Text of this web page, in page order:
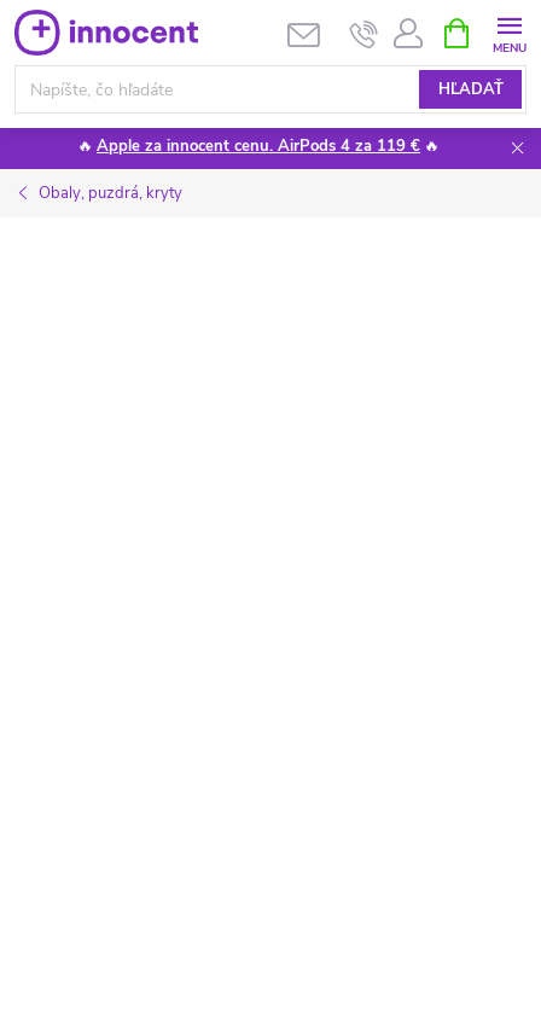
Prejsť
na
obsah
HĽADAŤ
KOŠÍK
🔥 Apple za innocent cenu. AirPods 4 za 119 € 🔥
Obaly, puzdrá, kryty